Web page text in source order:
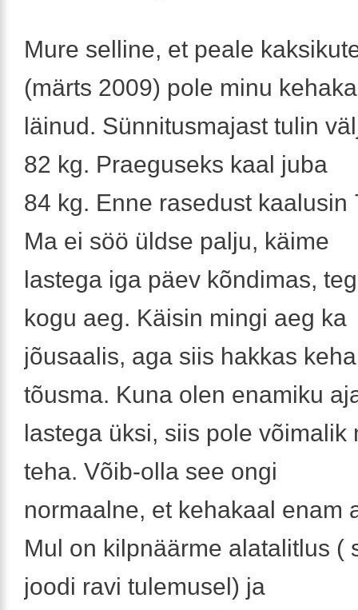
Mure selline, et peale
(märts 2009) pole minu
läinud. Sünnitusmajast tulin
82 kg. Praeguseks kaal juba
84 kg. Enne rasedust kaalusin
Ma ei söö üldse palju, käime
lastega iga päev kõndimas,
kogu aeg. Käisin mingi aeg ka
jõusaalis, aga siis hakkas
tõusma. Kuna olen enamiku
lastega üksi, siis pole võimalik
teha. Võib-olla see ongi
normaalne, et kehakaal enam
Mul on kilpnäärme alatalitlus (
joodi ravi tulemusel) ja